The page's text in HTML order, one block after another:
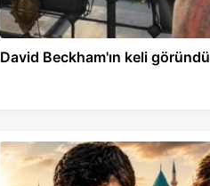
David Beckham'ın keli göründü